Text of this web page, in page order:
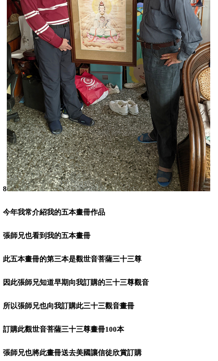
8
今年我常介紹我的五本畫冊作品
張師兄也看到我的五本畫冊
此五本畫冊的第三本是觀世音菩薩三十三尊
因此張師兄知道早期向我訂購的三十三尊觀音
所以張師兄也向我訂購此三十三觀音畫冊
訂購此觀世音菩薩三十三尊畫冊100本
張師兄也將此畫冊送去美國讓信徒欣賞訂購